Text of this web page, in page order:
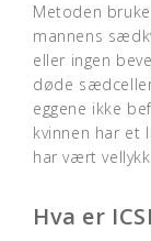
Metoden
mannens
eller ingen
døde
eggene ikke
kvinnen har et
har vært
Hva er